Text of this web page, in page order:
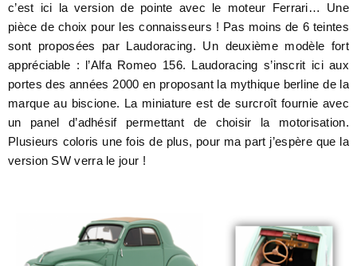
c’est ici la version de pointe avec le moteur Ferrari… Une
pièce de choix pour les connaisseurs ! Pas moins de 6 teintes
sont proposées par Laudoracing. Un deuxième modèle fort
appréciable : l’Alfa Romeo 156. Laudoracing s’inscrit ici aux
portes des années 2000 en proposant la mythique berline de la
marque au biscione. La miniature est de surcroît fournie avec
un panel d’adhésif permettant de choisir la motorisation.
Plusieurs coloris une fois de plus, pour ma part j’espère que la
version SW verra le jour !